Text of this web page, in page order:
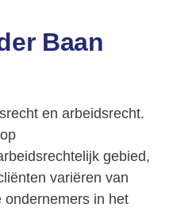
Baan
en arbeidsrecht.
gebied,
variëren van
ondernemers in het